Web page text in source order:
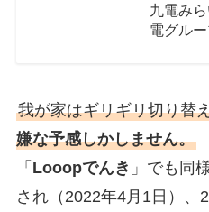
九電み
電グル
我が家はギリギリ切り替
嫌な予感しかしません。
「 Looopでんき 」でも同
され（2022年4月1日）、